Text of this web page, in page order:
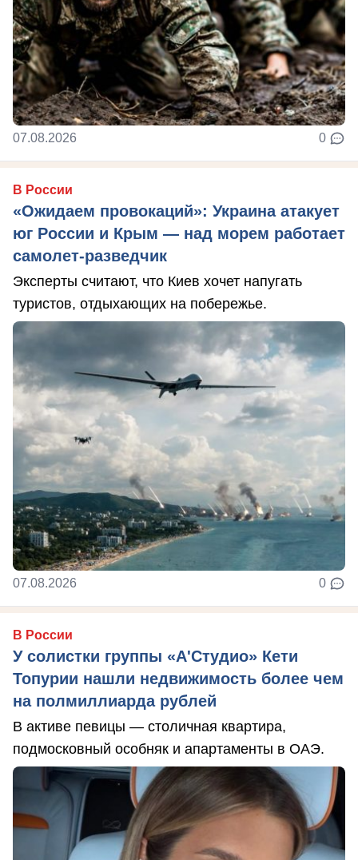
07.08.2026 0
В России
«Ожидаем провокаций»: Украина атакует
юг России и Крым — над морем работает
самолет-разведчик
Эксперты считают, что Киев хочет напугать
туристов, отдыхающих на побережье.
07.08.2026 0
В России
У солистки группы «А'Студио» Кети
Топурии нашли недвижимость более чем
на полмиллиарда рублей
В активе певицы — столичная квартира,
подмосковный особняк и апартаменты в ОАЭ.